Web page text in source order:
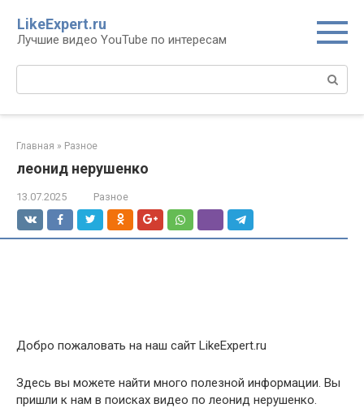
контенту
LikeExpert.ru
Лучшие видео YouTube по интересам
Главная » Разное
леонид нерушенко
13.07.2025 Разное
Добро пожаловать на наш сайт LikeExpert.ru
Здесь вы можете найти много полезной информации. Вы
пришли к нам в поисках видео по леонид нерушенко.